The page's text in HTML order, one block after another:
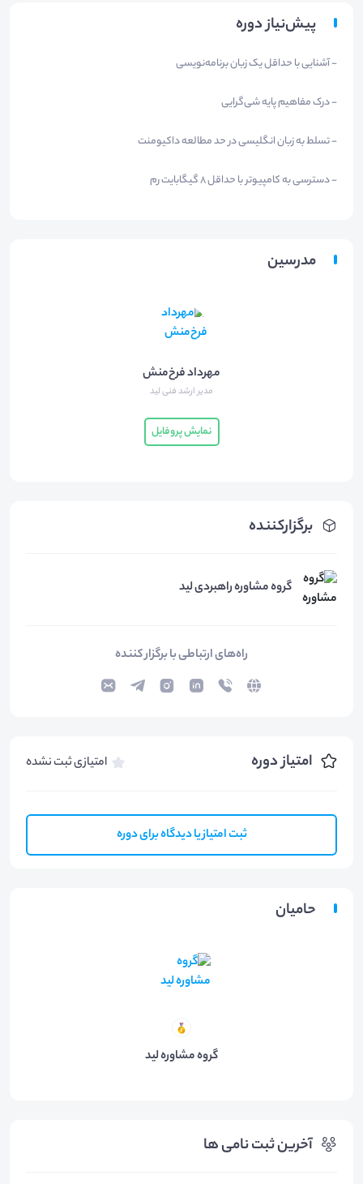
برگزارکننده
گروه مشاوره راهبردی لید
راه‌های ارتباطی با برگزار کننده
امتیاز دوره امتیازی ثبت نشده
ثبت امتیاز یا دیدگاه برای دوره
آخرین ثبت نامی ها
پیش‌نیاز دوره
- آشنایی با حداقل یک زبان برنامه‌نویسی
- درک مفاهیم پایه شی‌گرایی
- تسلط به زبان انگلیسی در حد مطالعه داکیومنت
- دسترسی به کامپیوتر با حداقل ۸ گیگابایت رم
مدرسین
مهرداد فرخ‌منش
مدیر ارشد فنی لید
نمایش پروفایل
حامیان
گروه مشاوره لید